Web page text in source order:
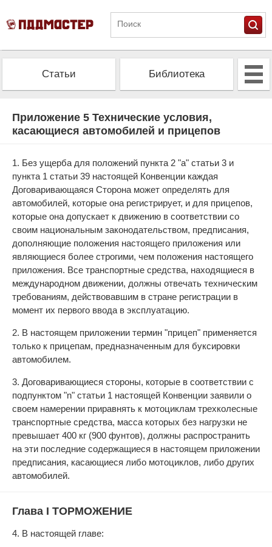
Статьи Библиотека
Приложение 5 Технические условия,
касающиеся автомобилей и прицепов
1. Без ущерба для положений пункта 2 "а" статьи 3 и
пункта 1 статьи 39 настоящей Конвенции каждая
Договаривающаяся Сторона может определять для
автомобилей, которые она регистрирует, и для прицепов,
которые она допускает к движению в соответствии со
своим национальным законодательством, предписания,
дополняющие положения настоящего приложения или
являющиеся более строгими, чем положения настоящего
приложения. Все транспортные средства, находящиеся в
международном движении, должны отвечать техническим
требованиям, действовавшим в стране регистрации в
момент их первого ввода в эксплуатацию.
2. В настоящем приложении термин "прицеп" применяется
только к прицепам, предназначенным для буксировки
автомобилем.
3. Договаривающиеся стороны, которые в соответствии с
подпунктом "n" статьи 1 настоящей Конвенции заявили о
своем намерении приравнять к мотоциклам трехколесные
транспортные средства, масса которых без нагрузки не
превышает 400 кг (900 фунтов), должны распространить
на эти последние содержащиеся в настоящем приложении
предписания, касающиеся либо мотоциклов, либо других
автомобилей.
Глава I ТОРМОЖЕНИЕ
4. В настоящей главе: